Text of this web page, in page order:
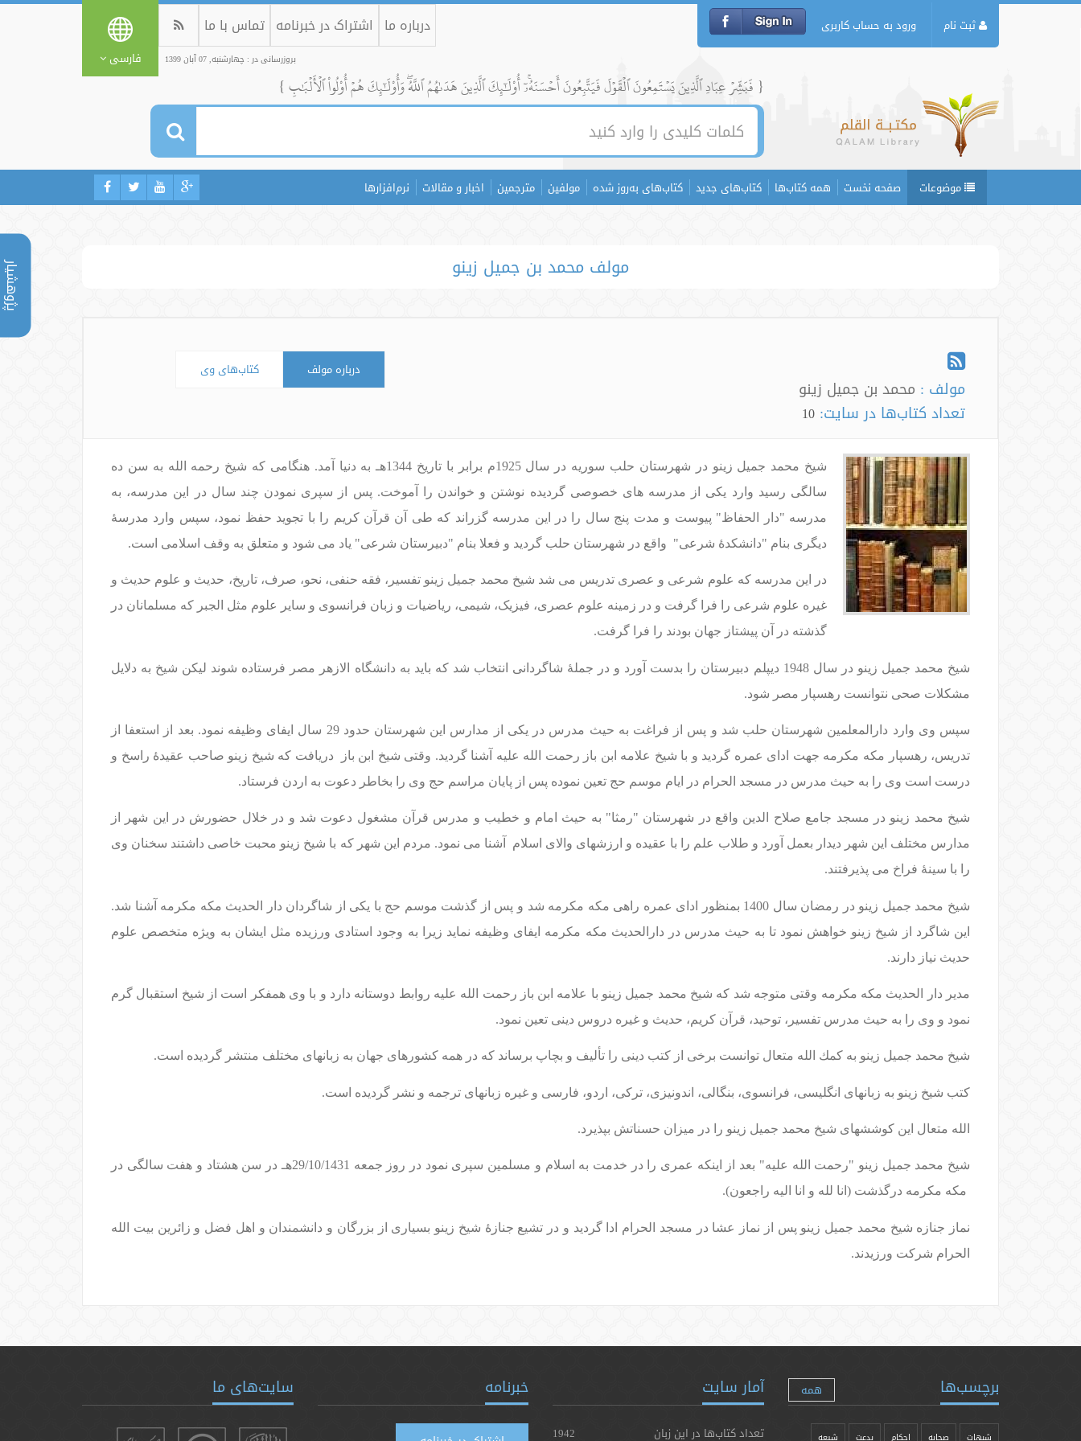
پژوهشیار
ثبت نام ورود به حساب کاربری درباره ما اشتراک در خبرنامه تماس با ما
بروزرسانی در : چهارشنبه, 07 آبان 1399 فارسی
{ فَبَشِّرۡ عِبَادِ ٱلَّذِينَ يَسۡتَمِعُونَ ٱلۡقَوۡلَ فَيَتَّبِعُونَ أَحۡسَنَهُۥٓۚ أُوْلَٰٓئِكَ ٱلَّذِينَ هَدَىٰهُمُ ٱللَّهُۖ وَأُوْلَٰٓئِكَ هُمۡ أُوْلُواْ ٱلۡأَلۡبَٰبِ }
موضوعات صفحه نخست همه کتاب‌ها کتاب‌های جدید کتاب‌های به‌روز شده مولفین مترجمین اخبار و مقالات نرم‌افزارها
مولف محمد بن جمیل زینو
مولف : محمد بن جمیل زینو
تعداد کتاب‌ها در سایت: 10
درباره مولف کتاب‌های وی
شیخ محمد جمیل زینو در شهرستان حلب سوریه در سال 1925م برابر با تاریخ 1344هـ به دنيا آمد. هنگامی که شیخ رحمه الله به سن ده
سالگی رسید وارد یکی از مدرسه های خصوصی گردیده نوشتن و خواندن را آموخت. پس از سپری نمودن چند سال در این مدرسه، به
مدرسه "دار الحفاظ" پیوست و مدت پنج سال را در این مدرسه گزراند که طی آن قرآن کریم را با تجوید حفظ نمود، سپس وارد مدرسۀ
دیگری بنام "دانشکدۀ شرعی" واقع در شهرستان حلب گردید و فعلا بنام "دبیرستان شرعی" یاد می شود و متعلق به وقف اسلامی است.
در این مدرسه که علوم شرعی و عصری تدریس می شد شیخ محمد جمیل زینو تفسیر، فقه حنفی، نحو، صرف، تاریخ، حدیث و علوم حدیث و
غیره علوم شرعی را فرا گرفت و در زمينه علوم عصری، فیزیک، شیمی، ریاضیات و زبان فرانسوی و سایر علوم مثل الجبر که مسلمانان در
گذشته در آن پیشتاز جهان بودند را فرا گرفت.
شیخ محمد جمیل زینو در سال 1948 ديپلم دبیرستان را بدست آورد و در جملۀ شاگردانی انتخاب شد که باید به دانشگاه الازهر مصر فرستاده شوند لیکن شیخ به دلایل
مشكلات صحى نتوانست رهسپار مصر شود.
سپس
وی وارد دارالمعلمین شهرستان حلب شد و پس از فراغت به حیث مدرس در یکی از مدارس این شهرستان حدود 29 سال ایفای وظیفه نمود. بعد از استعفا از
تدریس، رهسپار مکه مکرمه جهت ادای عمره گردید و با شیخ علامه ابن باز رحمت الله علیه آشنا گردید. وقتی شیخ ابن باز
دریافت که شیخ زینو صاحب عقیدۀ راسخ و
درست است وی را به حیث مدرس در مسجد الحرام در ایام موسم حج تعین نموده پس از پایان مراسم حج وی را بخاطر دعوت به اردن فرستاد.
شیخ محمد زینو در مسجد جامع صلاح الدین واقع در شهرستان "رمثا" به حیث امام و خطیب و مدرس قرآن مشغول دعوت شد و در خلال حضورش در این شهر از
مدارس مختلف این شهر دیدار بعمل آورد و طلاب علم را با عقیده و ارزشهای والای اسلام
آشنا می نمود. مردم این شهر که با شیخ زینو محبت خاصی داشتند سخنان وی
را با سینۀ فراخ می پذیرفتند.
شیخ محمد جمیل زینو در رمضان سال 1400 بمنظور ادای عمره راهی مکه مکرمه شد و پس از گذشت موسم حج با یکی از شاگردان دار الحدیث مكه مكرمه آشنا شد.
این شاگرد از شیخ زینو خواهش نمود تا به حیث مدرس در دارالحدیث مكه مكرمه ایفای وظیفه نماید زیرا به وجود استادى ورزیده مثل ايشان به ویژه متخصص علوم
حدیث نیاز دارند.
مدیر دار الحدیث مكه مكرمه وقتی متوجه شد که شیخ محمد جمیل زینو با علامه ابن باز رحمت الله علیه روابط دوستانه دارد و با وی همفکر است از شیخ استقبال گرم
نمود و وی را به حیث مدرس تفسیر، توحید، قرآن کریم، حدیث و غیره دروس دینی تعین نمود.
شیخ محمد جمیل زینو به كمك الله متعال توانست برخی از کتب دينى را تألیف و بچاپ برساند که در همه کشورهای جهان به زبانهای مختلف منتشر گردیده است.
کتب شیخ زینو به زبانهای انگلیسی، فرانسوی، بنگالی، اندونیزی، ترکی، اردو، فارسی و غیره زبانهای ترجمه و نشر گردیده است.
الله متعال این کوششهای شیخ محمد جمیل زینو را در میزان حسناتش بپذیرد.
شیخ محمد جمیل زینو "رحمت الله علیه" بعد از اینکه عمری را در خدمت به اسلام و مسلمین سپری نمود در
روز جمعه 29/10/1431هـ در سن هشتاد و هفت سالگی در
مكه مكرمه درگذشت (انا لله و انا الیه راجعون).
نماز جنازه شیخ محمد جمیل زینو پس از نماز عشا در مسجد الحرام ادا گردید و در تشیع جنازۀ شیخ زینو بسیاری از بزرگان و دانشمندان و اهل فضل و زائرين بيت الله
الحرام شرکت ورزيدند.
برچسب‌ها همه
شبهات صحابه احکام بدعت شیعه
آمار سایت
تعداد کتاب‌ها در این زبان 1942
خبرنامه سایت‌های ما